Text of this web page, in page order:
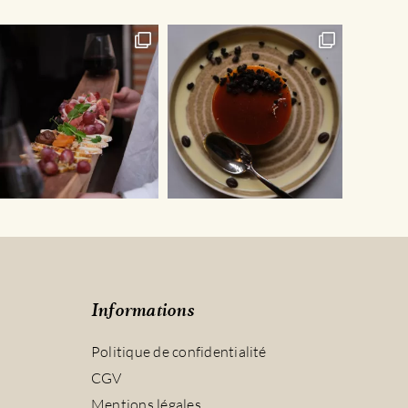
page
du
produit
Informations
Politique de confidentialité
CGV